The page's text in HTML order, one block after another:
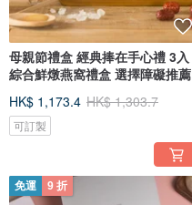
母親節禮盒 經典捧在手心禮 3入
綜合鮮燉燕窩禮盒 選擇障礙推薦
HK$ 1,173.4 HK$ 1,303.7
可訂製
免運 9 折